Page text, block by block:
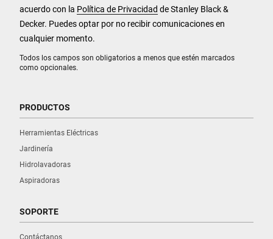
Todos los campos son obligatorios a menos que estén marcados
como opcionales.
acuerdo con la Política de Privacidad de Stanley Black &
Decker. Puedes optar por no recibir comunicaciones en
cualquier momento.
PRODUCTOS
Herramientas Eléctricas
Jardinería
Hidrolavadoras
Aspiradoras
SOPORTE
Contáctanos